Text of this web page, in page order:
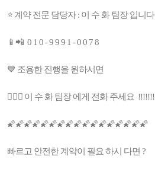
⭐ 계약 전문 담당자 : 이 수 화 팀장 입니다
📱📲 0 1 0 - 9 9 9 1 - 0 0 7 8
💙 조용한 진행을 원하시면
👩🏻‍⚕️ 이 수 화 팀장 에게 전화 주세요 !!!!!!!
🌠🌠🌠🌠🌠🌠🌠🌠🌠🌠🌠🌠🌠🌠🌠🌠🌠
빠르고 안전한 계약이 필요 하시 다면 ?